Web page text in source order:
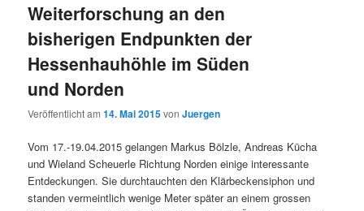
Weiterforschung an den
bisherigen Endpunkten der
Hessenhauhöhle im Süden
und Norden
Veröffentlicht am14. Mai 2015vonJuergen
Vom 17.-19.04.2015 gelangen Markus Bölzle, Andreas Kücha
und Wieland Scheuerle Richtung Norden einige interessante
Entdeckungen. Sie durchtauchten den Klärbeckensiphon und
standen vermeintlich wenige Meter später an einem grossen